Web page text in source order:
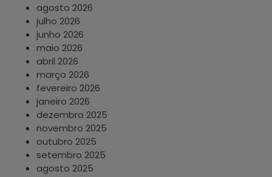
agosto 2026
julho 2026
junho 2026
maio 2026
abril 2026
março 2026
fevereiro 2026
janeiro 2026
dezembro 2025
novembro 2025
outubro 2025
setembro 2025
agosto 2025